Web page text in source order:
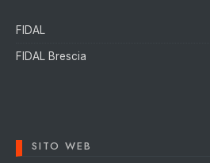
FIDAL
FIDAL Brescia
SITO WEB